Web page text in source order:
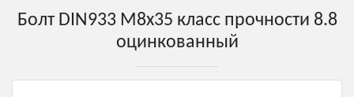
Болт DIN933 М8х35 класс прочности 8.8
оцинкованный